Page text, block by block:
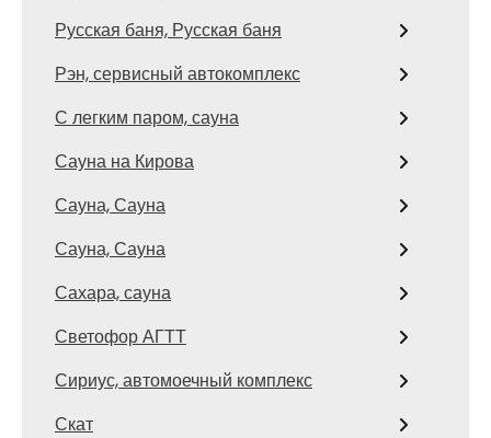
Русская баня, Русская баня
Рэн, сервисный автокомплекс
С легким паром, сауна
Сауна на Кирова
Сауна, Сауна
Сауна, Сауна
Сахара, сауна
Светофор АГТТ
Сириус, автомоечный комплекс
Скат